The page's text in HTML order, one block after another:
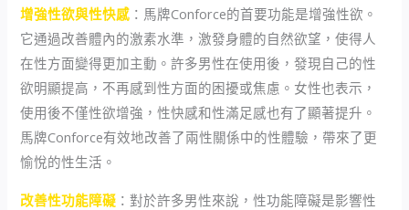
增強性欲與性快感 ：馬牌Conforce的首要功能是增強性欲。
它通過改善體內的激素水準，激發身體的自然欲望，使得人
在性方面變得更加主動。許多男性在使用後，發現自己的性
欲明顯提高，不再感到性方面的困擾或焦慮。女性也表示，
使用後不僅性欲增強，性快感和性滿足感也有了顯著提升。
馬牌Conforce有效地改善了兩性關係中的性體驗，帶來了更
愉悅的性生活。
改善性功能障礙 ：對於許多男性來說，性功能障礙是影響性